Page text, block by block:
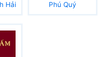
Hải Phú Quý